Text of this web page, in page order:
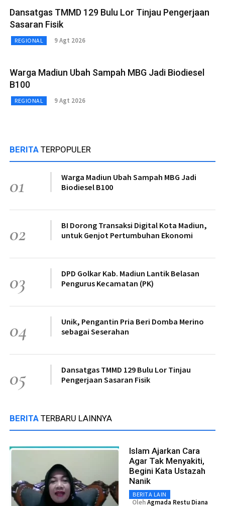
Dansatgas TMMD 129 Bulu Lor Tinjau Pengerjaan
Sasaran Fisik
REGIONAL 9 Agt 2026
Warga Madiun Ubah Sampah MBG Jadi Biodiesel
B100
REGIONAL 9 Agt 2026
BERITA TERPOPULER
01
Warga Madiun Ubah Sampah MBG Jadi
Biodiesel B100
02
BI Dorong Transaksi Digital Kota Madiun,
untuk Genjot Pertumbuhan Ekonomi
03
DPD Golkar Kab. Madiun Lantik Belasan
Pengurus Kecamatan (PK)
04
Unik, Pengantin Pria Beri Domba Merino
sebagai Seserahan
05
Dansatgas TMMD 129 Bulu Lor Tinjau
Pengerjaan Sasaran Fisik
BERITA TERBARU LAINNYA
Islam Ajarkan Cara
Agar Tak Menyakiti,
Begini Kata Ustazah
Nanik
BERITA LAIN
OlehAgmada Restu Diana